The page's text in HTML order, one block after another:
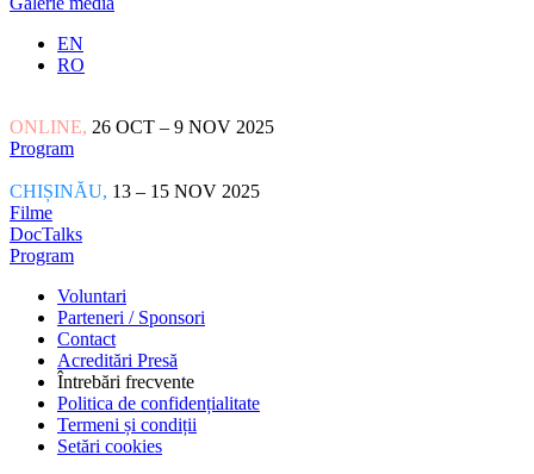
EN
RO
ONLINE, 26 OCT – 9 NOV 2025
Program
CHIȘINĂU, 13 – 15 NOV 2025
Filme
DocTalks
Program
Voluntari
Parteneri / Sponsori
Contact
Acreditări Presă
Întrebări frecvente
Politica de confidențialitate
Termeni și condiții
Setări cookies